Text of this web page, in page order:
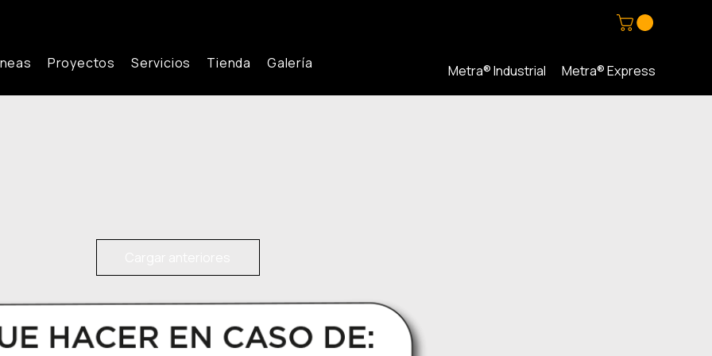
Proyectos Servicios Tienda Galería Metra® Industrial Metra® Express